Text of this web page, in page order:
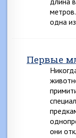
одна
Первые
они